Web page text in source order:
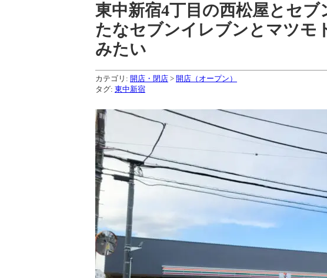
東中新宿4丁目の西松屋とセ
たなセブンイレブンとマツモ
みたい
カテゴリ: 開店・閉店 > 開店（オープン）
タグ: 東中新宿